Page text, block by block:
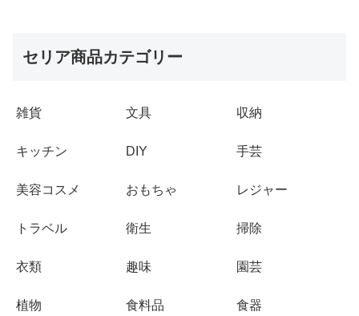
セリア商品カテゴリー
雑貨 文具 収納
キッチン DIY 手芸
美容コスメ おもちゃ レジャー
トラベル 衛生 掃除
衣類 趣味 園芸
植物 食料品 食器